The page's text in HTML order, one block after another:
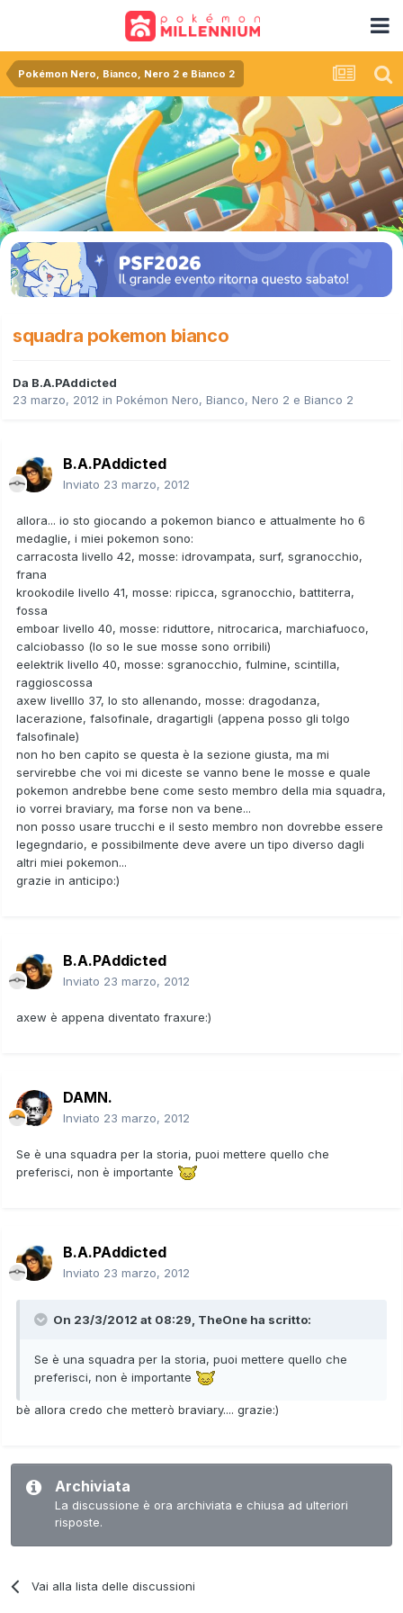
Pokémon Nero, Bianco, Nero 2 e Bianco 2
squadra pokemon bianco
Da B.A.PAddicted
23 marzo, 2012 in Pokémon Nero, Bianco, Nero 2 e Bianco 2
B.A.PAddicted
Inviato 23 marzo, 2012
allora... io sto giocando a pokemon bianco e attualmente ho 6
medaglie, i miei pokemon sono:
carracosta livello 42, mosse: idrovampata, surf, sgranocchio,
frana
krookodile livello 41, mosse: ripicca, sgranocchio, battiterra,
fossa
emboar livello 40, mosse: riduttore, nitrocarica, marchiafuoco,
calciobasso (lo so le sue mosse sono orribili)
eelektrik livello 40, mosse: sgranocchio, fulmine, scintilla,
raggioscossa
axew livelllo 37, lo sto allenando, mosse: dragodanza,
lacerazione, falsofinale, dragartigli (appena posso gli tolgo
falsofinale)
non ho ben capito se questa è la sezione giusta, ma mi
servirebbe che voi mi diceste se vanno bene le mosse e quale
pokemon andrebbe bene come sesto membro della mia squadra,
io vorrei braviary, ma forse non va bene...
non posso usare trucchi e il sesto membro non dovrebbe essere
legegndario, e possibilmente deve avere un tipo diverso dagli
altri miei pokemon...
grazie in anticipo:)
B.A.PAddicted
Inviato 23 marzo, 2012
axew è appena diventato fraxure:)
DAMN.
Inviato 23 marzo, 2012
Se è una squadra per la storia, puoi mettere quello che
preferisci, non è importante
B.A.PAddicted
Inviato 23 marzo, 2012
On 23/3/2012 at 08:29, TheOne ha scritto:
Se è una squadra per la storia, puoi mettere quello che
preferisci, non è importante
bè allora credo che metterò braviary.... grazie:)
Archiviata
La discussione è ora archiviata e chiusa ad ulteriori
risposte.
Vai alla lista delle discussioni